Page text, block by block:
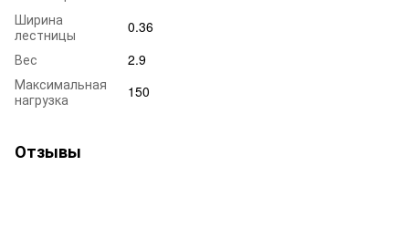
Ширина
лестницы
0.36
Вес
2.9
Максимальная
нагрузка
150
Отзывы